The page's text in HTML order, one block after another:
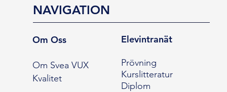
NAVIGATION
Om Oss
Om Svea VUX
Kvalitet
Elevintranät
Prövning
Kurslitteratur
Diplom